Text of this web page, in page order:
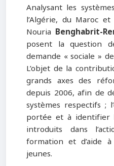
Analysant les
l’Algérie, du Maroc
Nouria Benghabrit-
posent la question
demande « sociale »
L’objet de la
grands axes des
depuis 2006, afin de
systèmes respectifs ;
portée et à identifier
introduits dans
formation et d’aide
jeunes.